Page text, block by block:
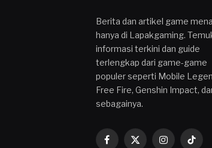
Berita dan artikel game
hanya di Lapakgaming.
informasi terkini dan guide
terlengkap dari game-game
populer seperti Mobile
Free Fire, Genshin Impact,
sebagainya.
Facebook
X InstagramTikTok